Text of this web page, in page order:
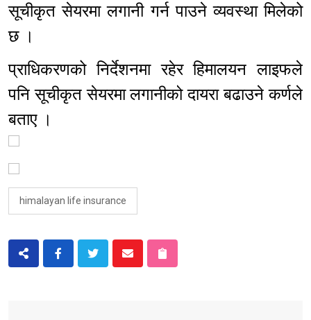
सूचीकृत सेयरमा लगानी गर्न पाउने व्यवस्था मिलेको
छ ।
प्राधिकरणको निर्देशनमा रहेर हिमालयन लाइफले
पनि सूचीकृत सेयरमा लगानीको दायरा बढाउने कर्णले
बताए ।
himalayan life insurance